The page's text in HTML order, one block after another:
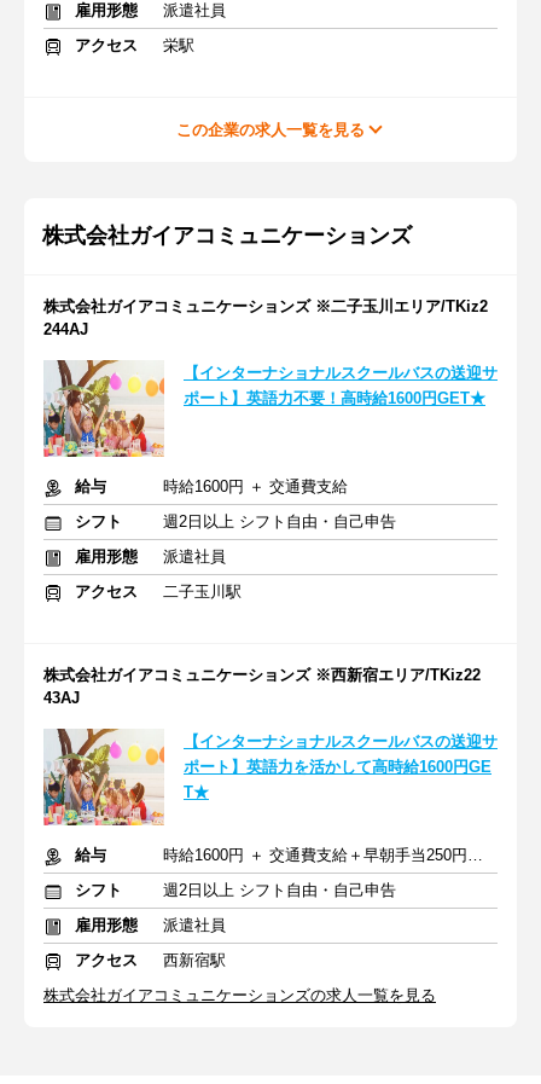
雇用形態
派遣社員
アクセス
栄駅
この企業の求人一覧を見る
株式会社ガイアコミュニケーションズ
株式会社ガイアコミュニケーションズ ※二子玉川エリア/TKiz2
244AJ
【インターナショナルスクールバスの送迎サ
ポート】英語力不要！高時給1600円GET★
給与
時給1600円 ＋ 交通費支給
シフト
週2日以上 シフト自由・自己申告
雇用形態
派遣社員
アクセス
二子玉川駅
株式会社ガイアコミュニケーションズ ※西新宿エリア/TKiz22
43AJ
【インターナショナルスクールバスの送迎サ
ポート】英語力を活かして高時給1600円GE
T★
給与
時給1600円 ＋ 交通費支給＋早朝手当250円（1日あたり）
シフト
週2日以上 シフト自由・自己申告
雇用形態
派遣社員
アクセス
西新宿駅
株式会社ガイアコミュニケーションズの求人一覧を見る